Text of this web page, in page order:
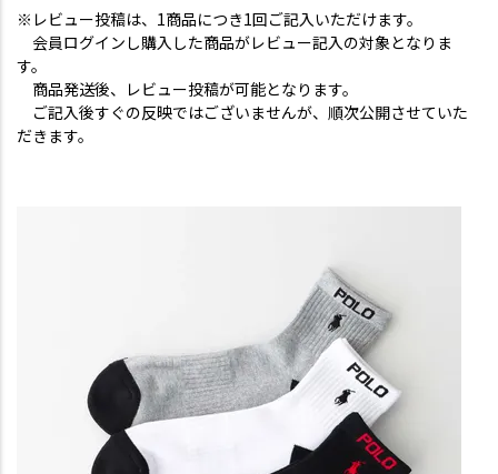
※レビュー投稿は、1商品につき1回ご記入いただけます。
会員ログインし購入した商品がレビュー記入の対象となりま
す。
商品発送後、レビュー投稿が可能となります。
ご記入後すぐの反映ではございませんが、順次公開させていた
だきます。